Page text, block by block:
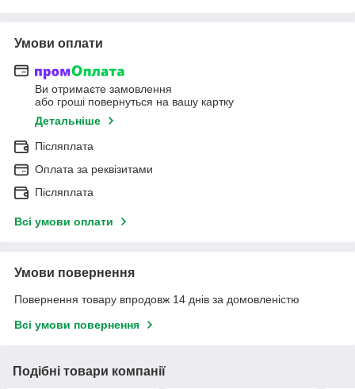
Умови оплати
Ви отримаєте замовлення
або гроші повернуться на вашу картку
Детальніше
Післяплата
Оплата за реквізитами
Післяплата
Всі умови оплати
Умови повернення
Повернення товару впродовж 14 днів за домовленістю
Всі умови повернення
Подібні товари компанії